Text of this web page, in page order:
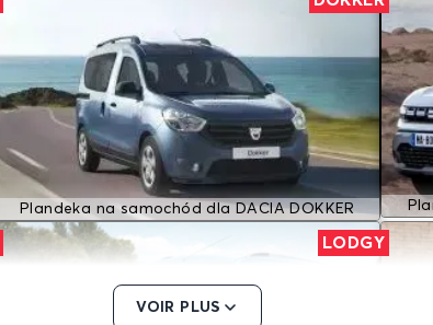
Plandeka na samochód dla DACIA DOKKER
LODGY
VOIR PLUS